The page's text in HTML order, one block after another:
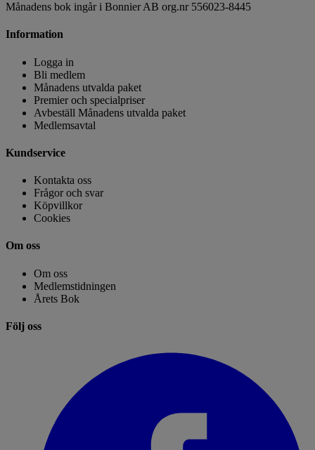
Månadens bok ingår i Bonnier AB org.nr 556023-8445
Information
Logga in
Bli medlem
Månadens utvalda paket
Premier och specialpriser
Avbeställ Månadens utvalda paket
Medlemsavtal
Kundservice
Kontakta oss
Frågor och svar
Köpvillkor
Cookies
Om oss
Om oss
Medlemstidningen
Årets Bok
Följ oss